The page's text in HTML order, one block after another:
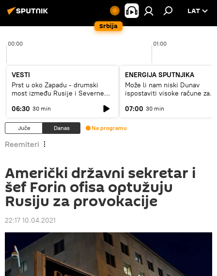
Srbija
LAT
00:00 01:00
VESTI
Prst u oko Zapadu - drumski
most između Rusije i Severne
06:30 30 min
ENERGIJA SPUTNJIKA
Može li nam niski Dunav
ispostaviti visoke račune za
07:00 30 min
Juče Danas Na programu
Reemiteri
Američki državni sekretar i
šef Forin ofisa optužuju
Rusiju za provokacije
22:17 10.04.2021